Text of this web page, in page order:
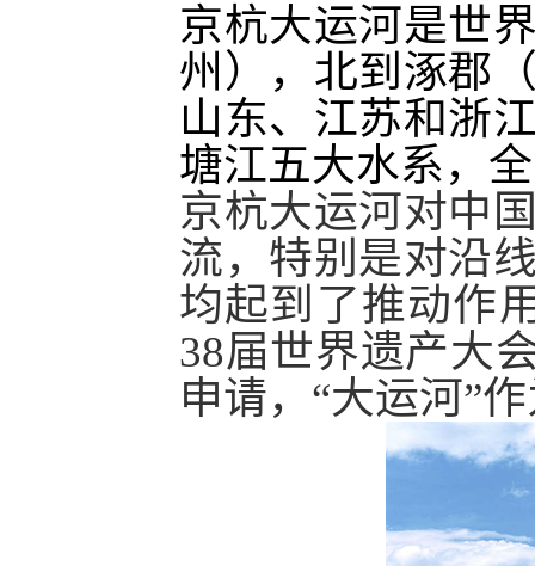
京杭大运河是世
州），北到涿郡
山东、江苏和浙
塘江五大水系，
京杭大运河对中
流，特别是对沿
均起到了推动作
38届世界遗产大
申请， “大运河”